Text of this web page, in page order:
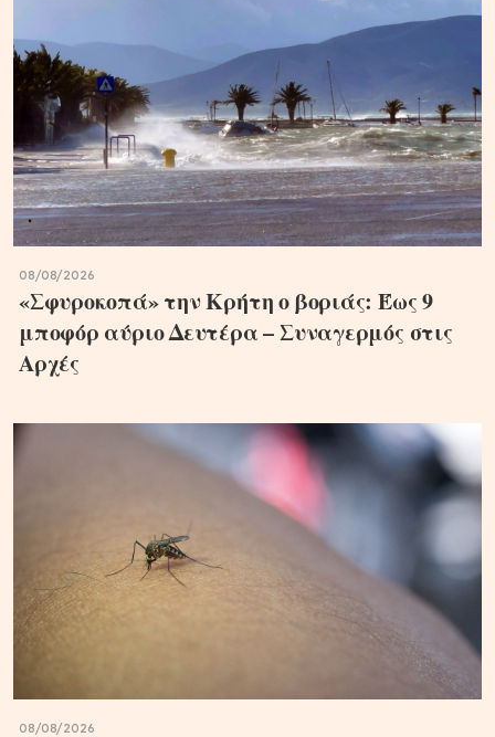
08/08/2026
«Σφυροκοπά» την Κρήτη ο βοριάς: Έως 9
μποφόρ αύριο Δευτέρα – Συναγερμός στις
Αρχές
08/08/2026